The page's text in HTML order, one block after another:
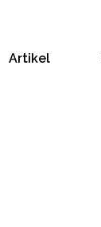
Artikel